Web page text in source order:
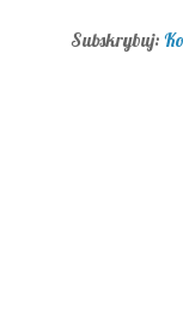
Subskrybuj: